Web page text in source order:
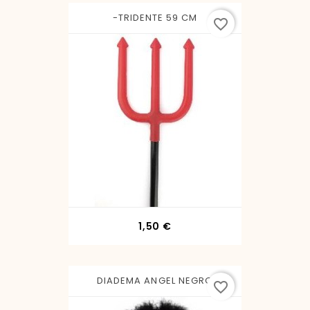
-TRIDENTE 59 CM
1,50 €
favorite_border
DIADEMA ANGEL NEGRO favorite_border